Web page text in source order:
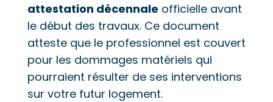
attestation décennale officielle avant
le début des travaux. Ce document
atteste que le professionnel est couvert
pour les dommages matériels qui
pourraient résulter de ses interventions
sur votre futur logement.